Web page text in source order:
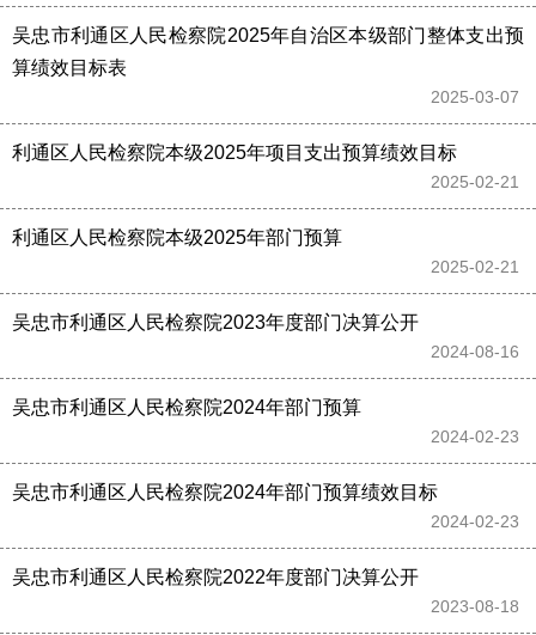
吴忠市利通区人民检察院2025年自治区本级部门整体支出预
算绩效目标表
2025-03-07
利通区人民检察院本级2025年项目支出预算绩效目标
2025-02-21
利通区人民检察院本级2025年部门预算
2025-02-21
吴忠市利通区人民检察院2023年度部门决算公开
2024-08-16
吴忠市利通区人民检察院2024年部门预算
2024-02-23
吴忠市利通区人民检察院2024年部门预算绩效目标
2024-02-23
吴忠市利通区人民检察院2022年度部门决算公开
2023-08-18